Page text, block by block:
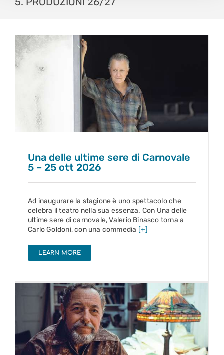
Una delle ultime sere di Carnovale
5 – 25 ott 2026
Una delle ultime sere di Carnovale
5 – 25 ott 2026
Ad inaugurare la stagione è uno spettacolo che
celebra il teatro nella sua essenza. Con Una delle
ultime sere di carnovale, Valerio Binasco torna a
Carlo Goldoni, con una commedia [+]
LEARN MORE
Il taccuino di Trigorin
24 – 29 nov 2026